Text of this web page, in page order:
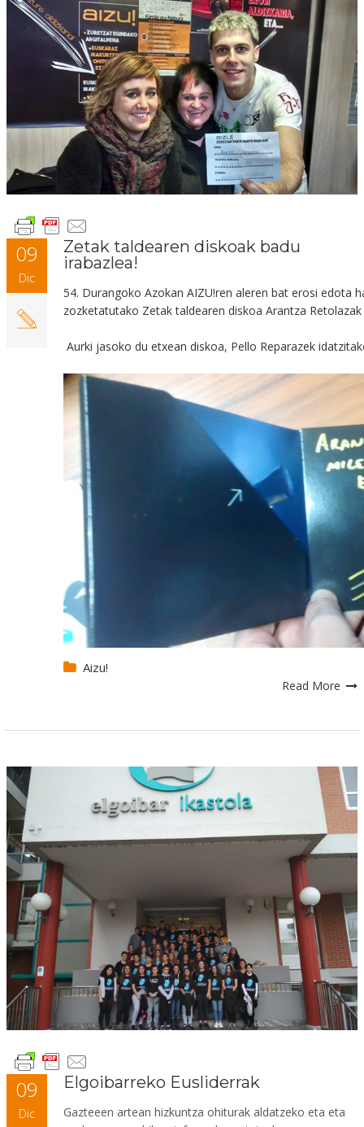
09
Dic
Zetak taldearen diskoak badu
irabazlea!
54. Durangoko Azokan AIZU!ren aleren bat erosi edota
zozketatutako Zetaktaldearen diskoa Arantza
Aurki jasoko du etxean diskoa, Pello Reparazek
Aizu!
Read More
09
Dic
Elgoibarreko Eusliderrak
Gazteeen artean hizkuntza ohiturak aldatzeko eta eta